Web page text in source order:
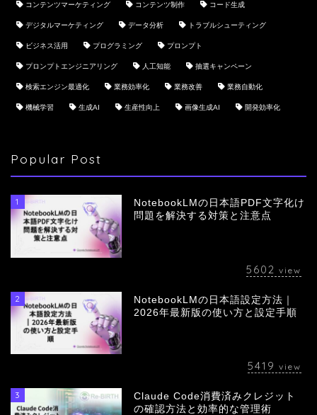
コンテンツマーケティング コンテンツ制作 コード生成
デジタルマーケティング データ分析 トラブルシューティング
ビジネス活用 プログラミング プロンプト
プロンプトエンジニアリング 人工知能 抽選キャンペーン
検索エンジン最適化 業務効率化 業務改善 業務自動化
機械学習 生成AI 生産性向上 画像生成AI 開発効率化
Popular Post
1
NotebookLMの日本語PDF文字化け
問題を解決する対策と注意点
5602 view
2
NotebookLMの日本語設定方法｜
2026年最新版の使い方と設定手順
5419 view
3
Claude Code消費済みクレジット
の確認方法と効率的な管理術
会社概要
採用情報